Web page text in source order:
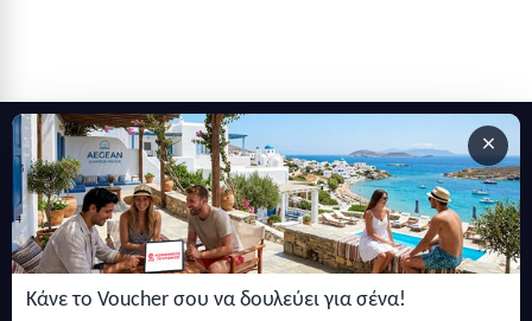
×
Κάνε το Voucher σου να δουλεύει για σένα!
Εγγραφείτε στο newsletter μας
Μείνετε ενημερωμένοι με τις τελευταίες ειδήσεις, ανακοινώσεις
και άρθρα.